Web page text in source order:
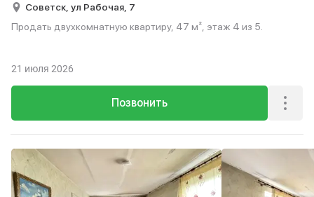
Советск, ул Рабочая, 7
Продать двухкомнатную квартиру, 47 м², этаж 4 из 5.
Позвонить
21 июля 2026